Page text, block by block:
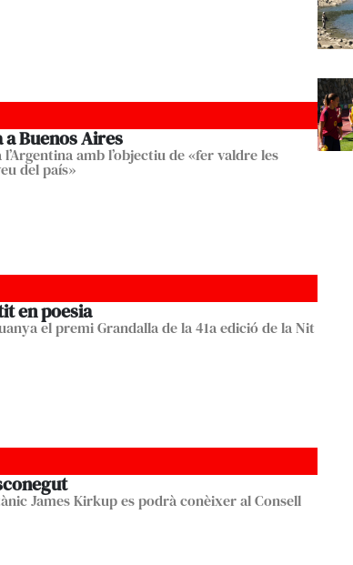
Buenos Aires
amb l’objectiu de «fer valdre les
del país»
en poesia
el premi Grandalla de la 41a edició de la Nit
James Kirkup es podrà conèixer al Consell